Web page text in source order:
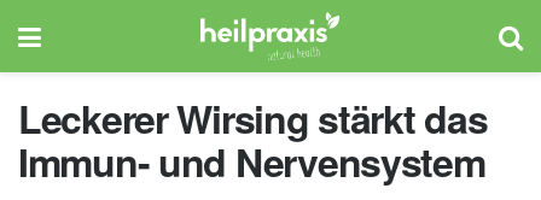
Leckerer Wirsing stärkt das
Immun- und Nervensystem